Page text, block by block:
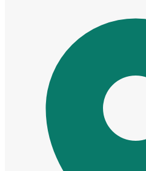
Cửa vòm